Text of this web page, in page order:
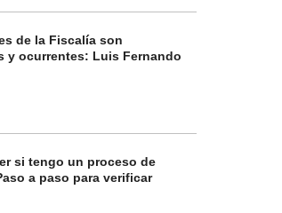
de la Fiscalía son
y ocurrentes: Luis Fernando
si tengo un proceso de
a paso para verificar